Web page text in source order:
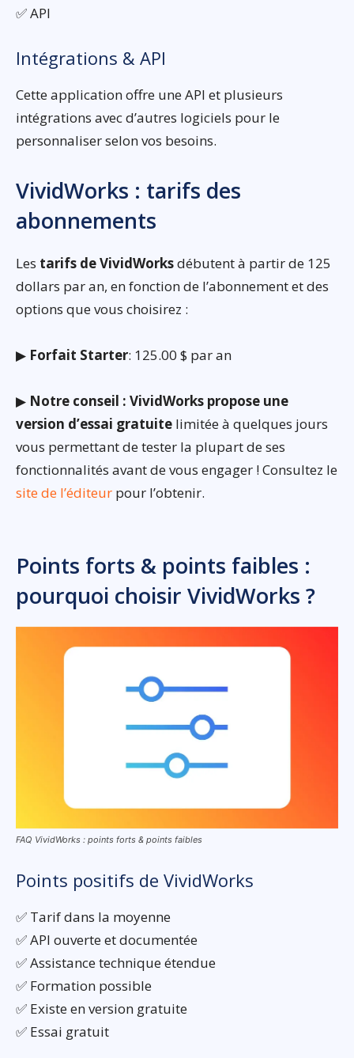
✅ API
Intégrations & API
Cette application offre une API et plusieurs
intégrations avec d’autres logiciels pour le
personnaliser selon vos besoins.
VividWorks : tarifs des
abonnements
Les tarifs de VividWorksdébutent à partir de 125
dollars par an, en fonction de l’abonnement et des
options que vous choisirez :
▶ Forfait Starter: 125.00 $ par an
▶ Notre conseil : VividWorks propose une
version d’essai gratuite limitée à quelques jours
vous permettant de tester la plupart de ses
fonctionnalités avant de vous engager ! Consultez le
site de l’éditeur pour l’obtenir.
Points forts & points faibles :
pourquoi choisir VividWorks ?
FAQ VividWorks : points forts & points faibles
Points positifs de VividWorks
✅ Tarif dans la moyenne
✅ API ouverte et documentée
✅ Assistance technique étendue
✅ Formation possible
✅ Existe en version gratuite
✅ Essai gratuit